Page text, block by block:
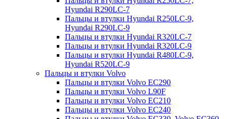
Hyundai R290LC-7
Пальцы и втулки Hyundai R250LC-9,
Hyundai R290LC-9
Пальцы и втулки Hyundai R320LC-7
Пальцы и втулки Hyundai R320LC-9
Пальцы и втулки Hyundai R480LC-9,
Hyundai R520LC-9
Пальцы и втулки Volvo
Пальцы и втулки Volvo EC290
Пальцы и втулки Volvo L90F
Пальцы и втулки Volvo EC210
Пальцы и втулки Volvo EC240